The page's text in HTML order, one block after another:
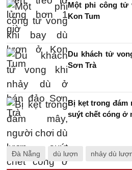
Một phi công
Kon Tum
Du khách tử
Sơn Trà
Bị kẹt trong
suýt chết cóng ở
Đà Nẵng dù lượn nhảy dù